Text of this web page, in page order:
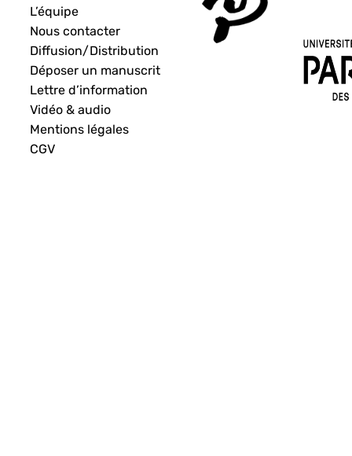
L’équipe
Nous contacter
Diffusion/Distribution
Déposer un manuscrit
Lettre d’information
Vidéo & audio
Mentions légales
CGV